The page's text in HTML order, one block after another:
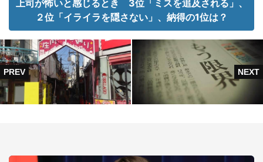
上司が怖いと感じるとき 3位「ミスを追及される」、
２位「イライラを隠さない」、納得の1位は？